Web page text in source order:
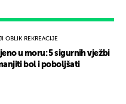
OBLIK REKREACIJE
u moru: 5 sigurnih vježbi
bol i poboljšati